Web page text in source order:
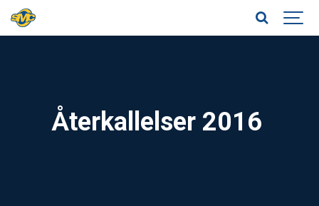
Återkallelser 2016